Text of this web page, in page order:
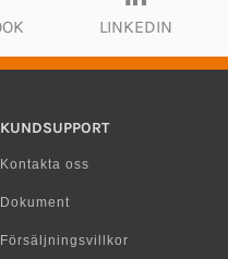
LINKEDIN
KUNDSUPPORT
Kontakta oss
Dokument
Försäljningsvillkor